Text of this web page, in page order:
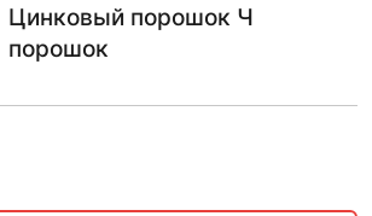
Цинковый порошок Ч
порошок